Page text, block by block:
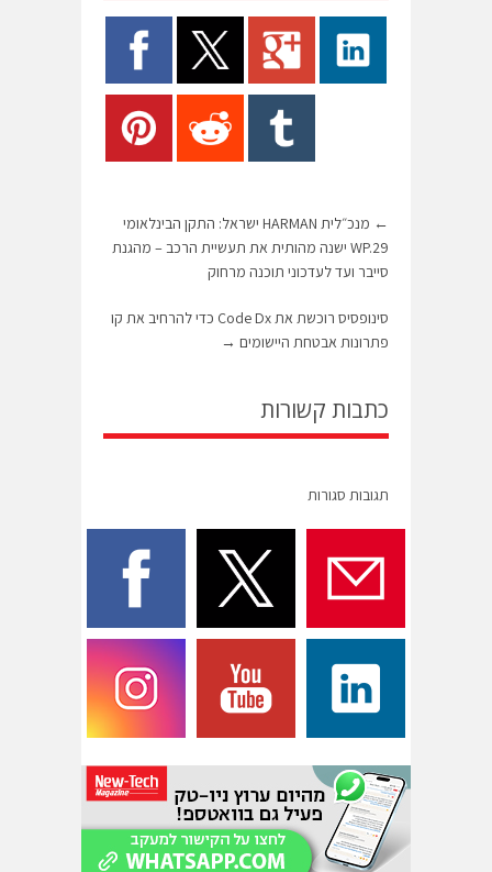
←
מנכ״לית HARMAN ישראל: התקן הבינלאומי
WP.29 ישנה מהותית את תעשיית הרכב – מהגנת
סייבר ועד לעדכוני תוכנה מרחוק
סינופסיס רוכשת את Code Dx כדי להרחיב את קו
פתרונות אבטחת היישומים →
כתבות קשורות
תגובות סגורות